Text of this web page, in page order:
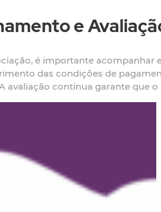
e
é importante
das condições de
avaliação contínua garante que